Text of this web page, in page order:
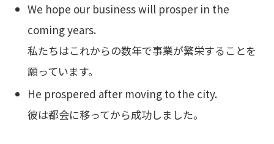
We hope our business will prosper in the
coming years.
私たちはこれからの数年で事業が繁栄することを
願っています。
He prospered after moving to the city.
彼は都会に移ってから成功しました。